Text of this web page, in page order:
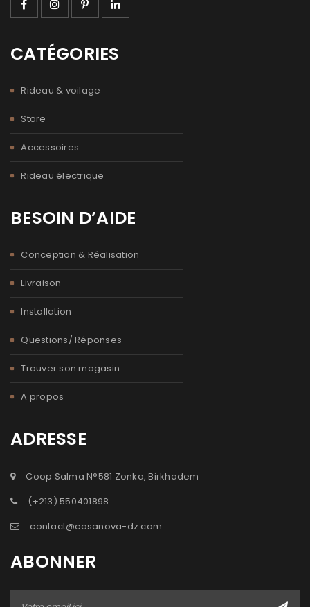
CATÉGORIES
Rideau & voilage
Store
Accessoires
Rideau électrique
BESOIN D’AIDE
Conception & Réalisation
Livraison
Installation
Questions/ Réponses
Trouver son magasin
A propos
ADRESSE
Coop Salma N°581 Zonka, Birkhadem
(+213) 550401898
contact@casanova-dz.com
ABONNER